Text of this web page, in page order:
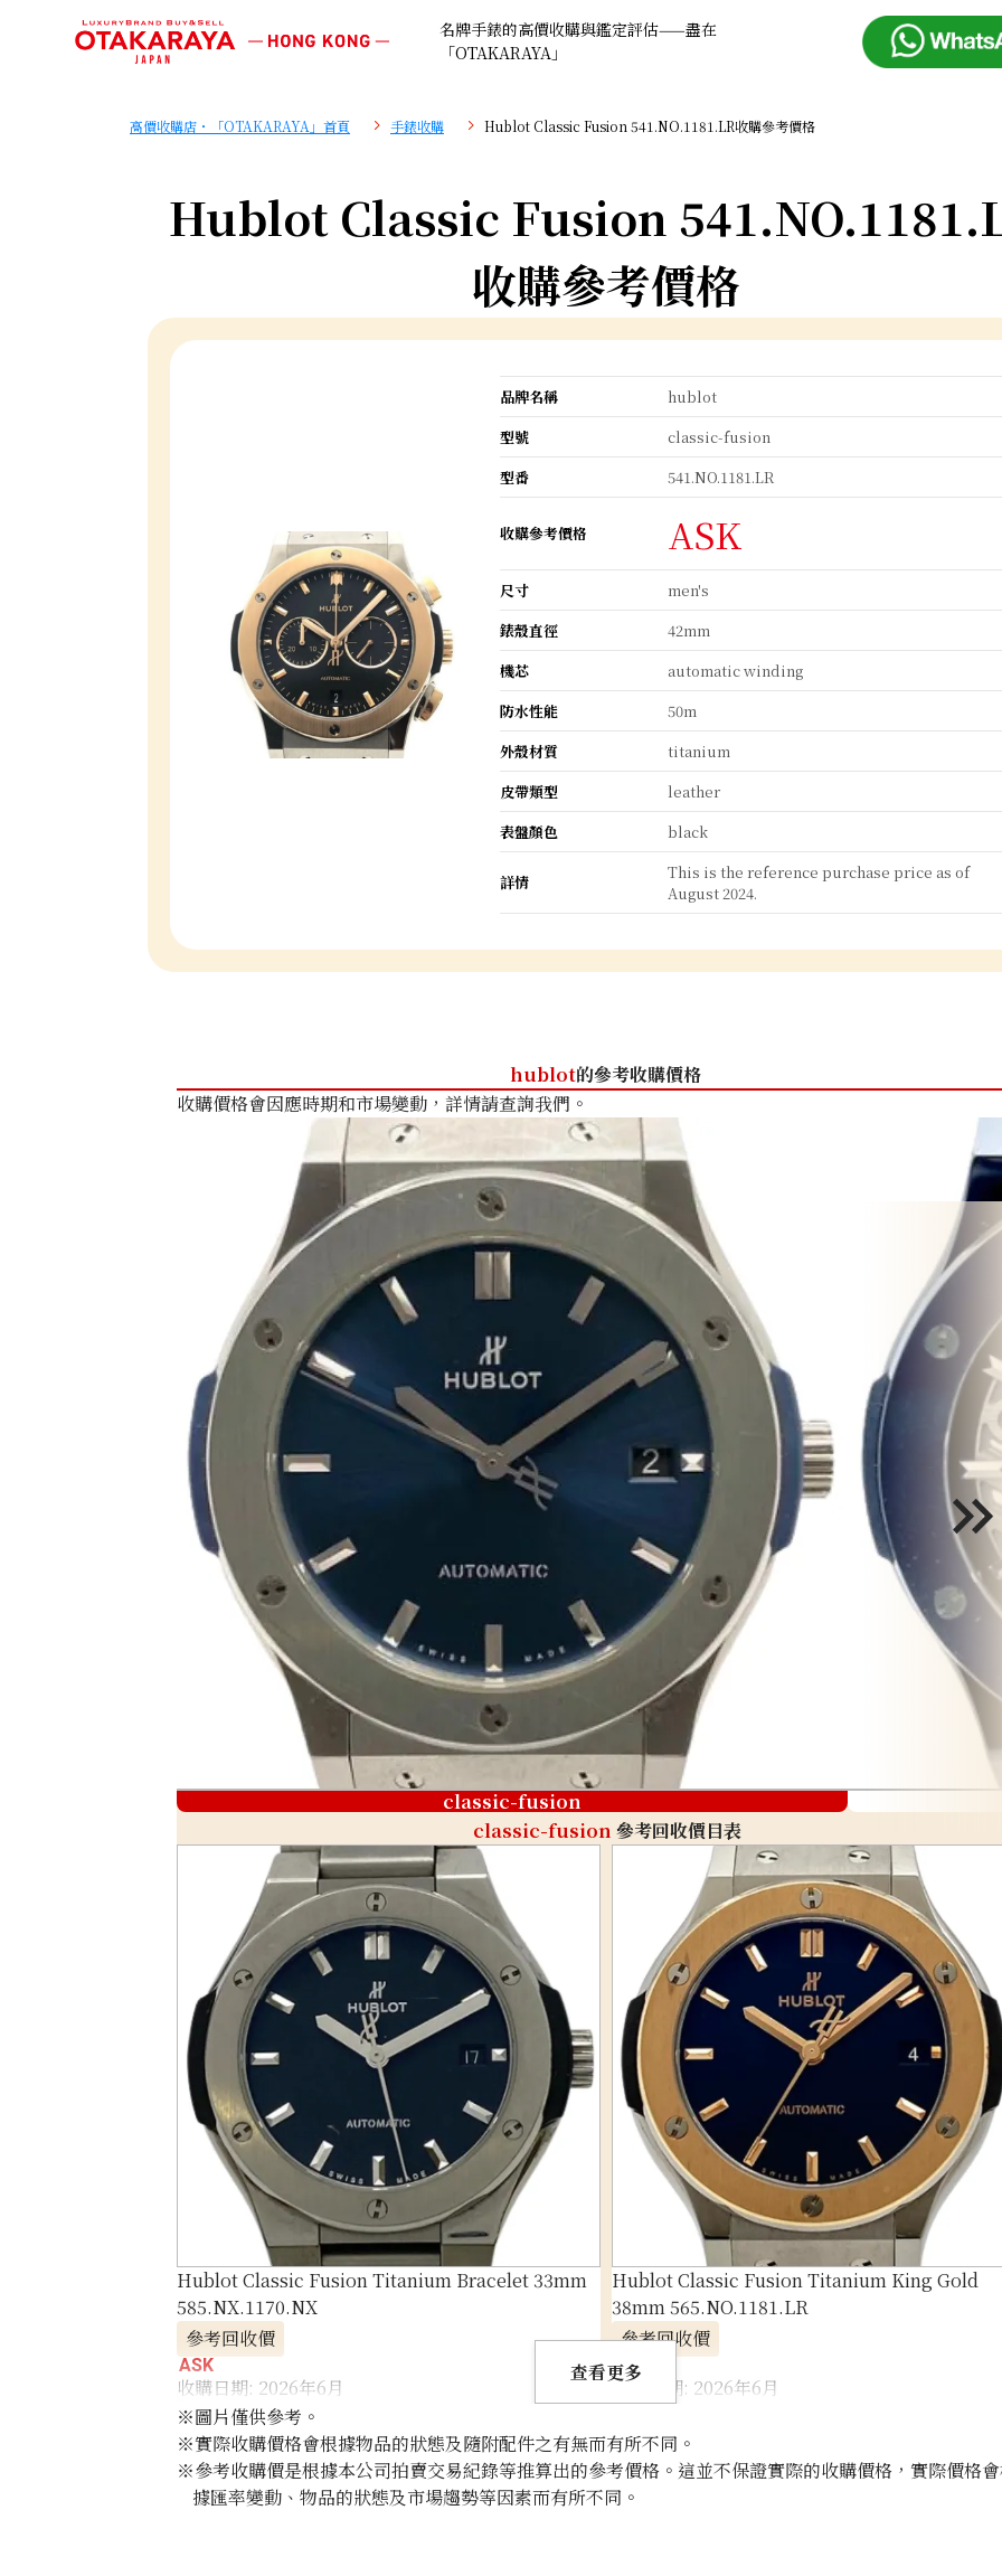
名牌手錶的高價收購與鑑定評估——盡在
「OTAKARAYA」
高價收購店・「OTAKARAYA」首頁 手錶收購 Hublot Classic Fusion 541.NO.1181.LR收購參考價格
Hublot Classic Fusion
收購參考價格
品牌名稱
hublot
型號
classic-fusion
型番
541.NO.1181.LR
收購參考價格 ASK
尺寸
men's
錶殼直徑
42mm
機芯
automatic winding
防水性能
50m
外殼材質
titanium
皮帶類型
leather
表盤顏色
black
詳情
This is the reference purchase price as of
August 2024.
hublot的參考收購價格
收購價格會因應時期和市場變動，詳情請查詢我們。
classic-fusion
classic-fusion 參考回收價目表
Hublot Classic Fusion Titanium Bracelet 33mm
585.NX.1170.NX
參考回收價
ASK
收購日期: 2026年6月
Hublot Classic Fusion Titanium King Gold
38mm 565.NO.1181.LR
參考回收價
ASK
收購日期: 2026年6月
查看更多
※圖片僅供參考。
※實際收購價格會根據物品的狀態及隨附配件之有無而有所不同。
※參考收購價是根據本公司拍賣交易紀錄等推算出的參考價格。這並不保證實際的收購價格，實際價格
據匯率變動、物品的狀態及市場趨勢等因素而有所不同。